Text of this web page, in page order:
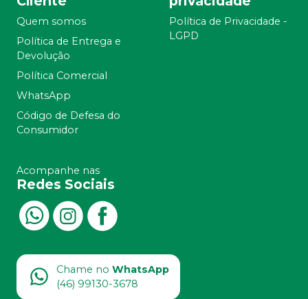
Quem somos
Política de Entrega e
Devolução
Política Comercial
WhatsApp
Código de Defesa do
Consumidor
Política de Privacidade -
LGPD
Acompanhe nas
Redes Sociais
Chame no WhatsApp
(46) 99130-3678